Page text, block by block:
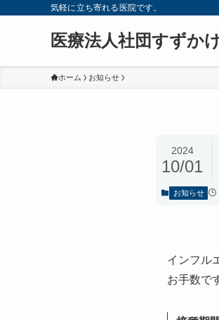
気軽に立ち寄れる医院です。
医療法人社団すずか
ホーム お知らせ
2024
10/01
お知らせ
インフル
お手数で